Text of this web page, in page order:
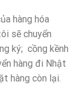
hàng hóa
sẽ chuyển
ký; cồng kềnh
hàng đi Nhật
hàng còn lại.